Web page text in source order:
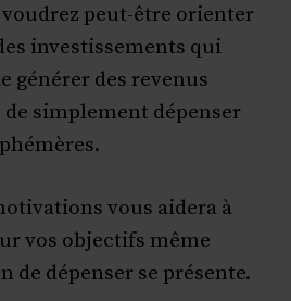
peut-être orienter
investissements qui
générer des revenus
simplement dépenser
vous aidera à
vos objectifs même
de dépenser se présente.